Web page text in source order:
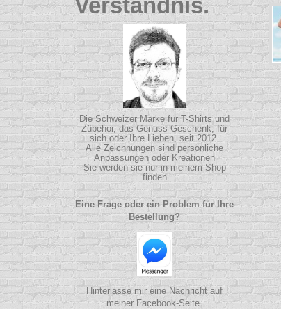
Verständnis.
Die Schweizer Marke für T-Shirts und
Zübehor, das Genuss-Geschenk, für
sich oder Ihre Lieben, seit 2012.
Alle Zeichnungen sind persönliche
Anpassungen oder Kreationen
Sie werden sie nur in meinem Shop
finden
Eine Frage oder ein Problem für Ihre
Bestellung?
Hinterlasse mir eine Nachricht auf
meiner Facebook-Seite.